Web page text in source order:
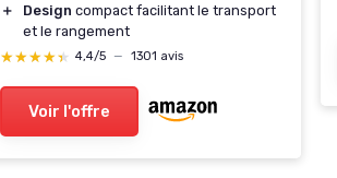
＋
Design compact facilitant le transport
et le rangement
★★★★★
★★★★★ 4,4/5 — 1301 avis
Voir l'offre